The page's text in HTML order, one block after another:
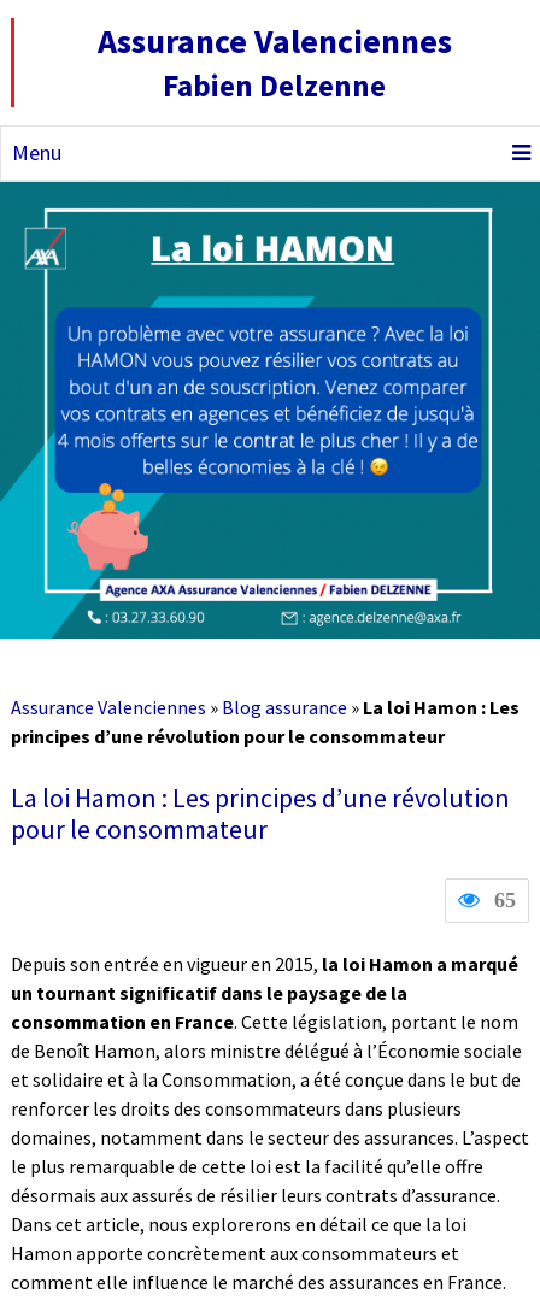
Assurance Valenciennes
Fabien Delzenne
Menu
Assurance Valenciennes » Blog assurance » La loi Hamon : Les
principes d’une révolution pour le consommateur
La loi Hamon : Les principes d’une révolution
pour le consommateur
65
Depuis son entrée en vigueur en 2015, la loi Hamon a marqué
un tournant significatif dans le paysage de la
consommation en France. Cette législation, portant le nom
de Benoît Hamon, alors ministre délégué à l’Économie sociale
et solidaire et à la Consommation, a été conçue dans le but de
renforcer les droits des consommateurs dans plusieurs
domaines, notamment dans le secteur des assurances. L’aspect
le plus remarquable de cette loi est la facilité qu’elle offre
désormais aux assurés de résilier leurs contrats d’assurance.
Dans cet article, nous explorerons en détail ce que la loi
Hamon apporte concrètement aux consommateurs et
comment elle influence le marché des assurances en France.